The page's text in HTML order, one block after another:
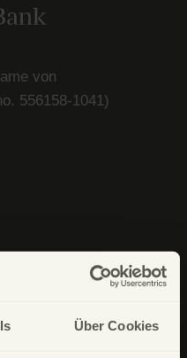
Über Cookies
von
556158-1041)